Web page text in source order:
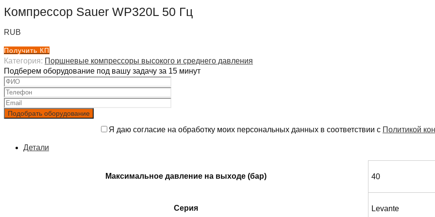
Компрессор Sauer WP320L 50 Гц
RUB
Получить КП
Категория: Поршневые компрессоры высокого и среднего давления
Подберем оборудование под вашу задачу за 15 минут
Я даю согласие на обработку моих персональных данных в соответствии с Политикой
Детали
Максимальное давление на выходе (бар) 40
Серия Levante